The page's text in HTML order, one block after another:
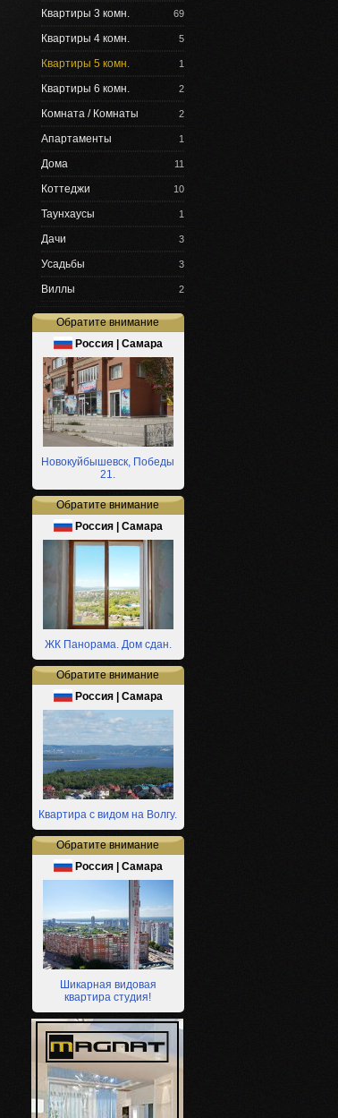
69
Квартиры 3 комн.
5
Квартиры 4 комн.
1
Квартиры 5 комн.
2
Квартиры 6 комн.
2
Комната / Комнаты
1
Апартаменты
11
Дома
10
Коттеджи
1
Таунхаусы
3
Дачи
3
Усадьбы
2
Виллы
Обратите внимание
Россия | Самара
Новокуйбышевск, Победы
21.
Обратите внимание
Россия | Самара
ЖК Панорама. Дом сдан.
Обратите внимание
Россия | Самара
Квартира с видом на Волгу.
Обратите внимание
Россия | Самара
Шикарная видовая
квартира студия!